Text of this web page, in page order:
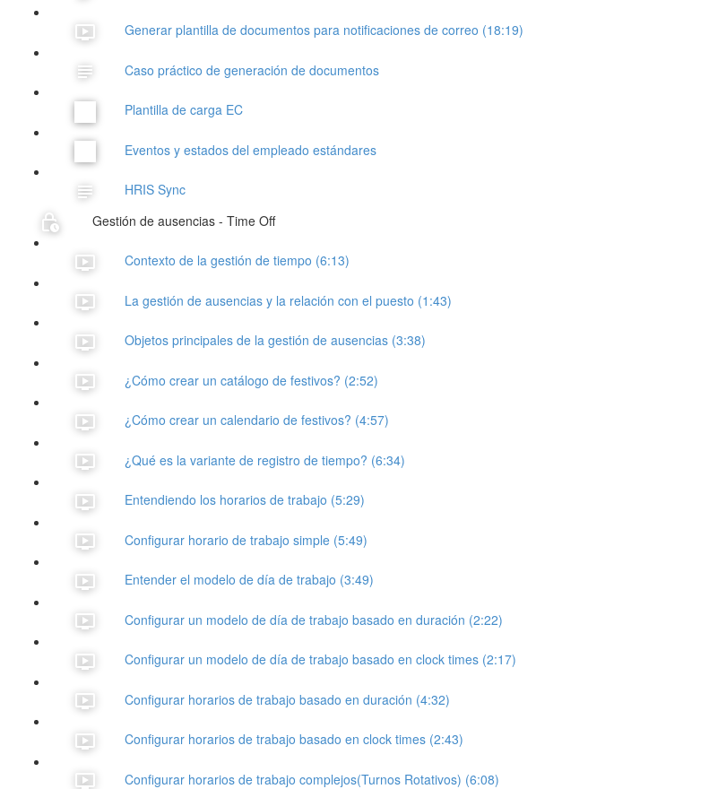
Generar plantilla de documentos para notificaciones de correo (18:19)
Caso práctico de generación de documentos
Plantilla de carga EC
Eventos y estados del empleado estándares
HRIS Sync
Gestión de ausencias - Time Off
Contexto de la gestión de tiempo (6:13)
La gestión de ausencias y la relación con el puesto (1:43)
Objetos principales de la gestión de ausencias (3:38)
¿Cómo crear un catálogo de festivos? (2:52)
¿Cómo crear un calendario de festivos? (4:57)
¿Qué es la variante de registro de tiempo? (6:34)
Entendiendo los horarios de trabajo (5:29)
Configurar horario de trabajo simple (5:49)
Entender el modelo de día de trabajo (3:49)
Configurar un modelo de día de trabajo basado en duración (2:22)
Configurar un modelo de día de trabajo basado en clock times (2:17)
Configurar horarios de trabajo basado en duración (4:32)
Configurar horarios de trabajo basado en clock times (2:43)
Configurar horarios de trabajo complejos(Turnos Rotativos) (6:08)